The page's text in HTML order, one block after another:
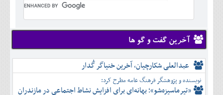
دی
بهمن
اسفند
آبان
آذر
دی
بهمن
اسفند
شهريور
مهر
آبان
آذر
دی
بهمن
اسفند
تير
مرداد
شهريور
مهر
آبان
آذر
دی
آخرین گفت و گو ها
عبدالعلی شکارچیان، آخرین خنیاگر گُدار
نویسنده و پژوهشگر فرهنگ عامه مطرح کرد:
«تیرماسیزه‌شو»؛ بهانه‌ای برای افزایش نشاط اجتماعی در مازندران